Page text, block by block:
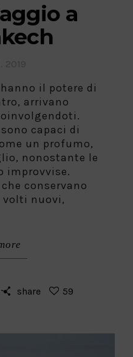
a
il potere di
arrivano
capaci di
un profumo,
nonostante le
improvvise.
conservano
volti nuovi,
share 59